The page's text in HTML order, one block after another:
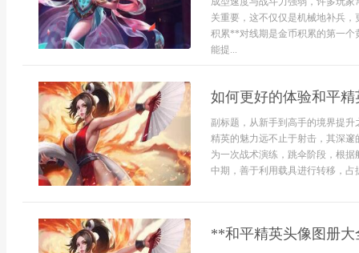
关重要，这不仅仅是机械地补兵
积累**对线期是金币积累的第一个
能提...
如何更好的体验和平
副标题，从新手到高手的境界提
精英的魅力远不止于射击，其深
为一次战术演练，跳伞阶段，根
中期，善于利用载具进行转移，
**和平精英头像图册